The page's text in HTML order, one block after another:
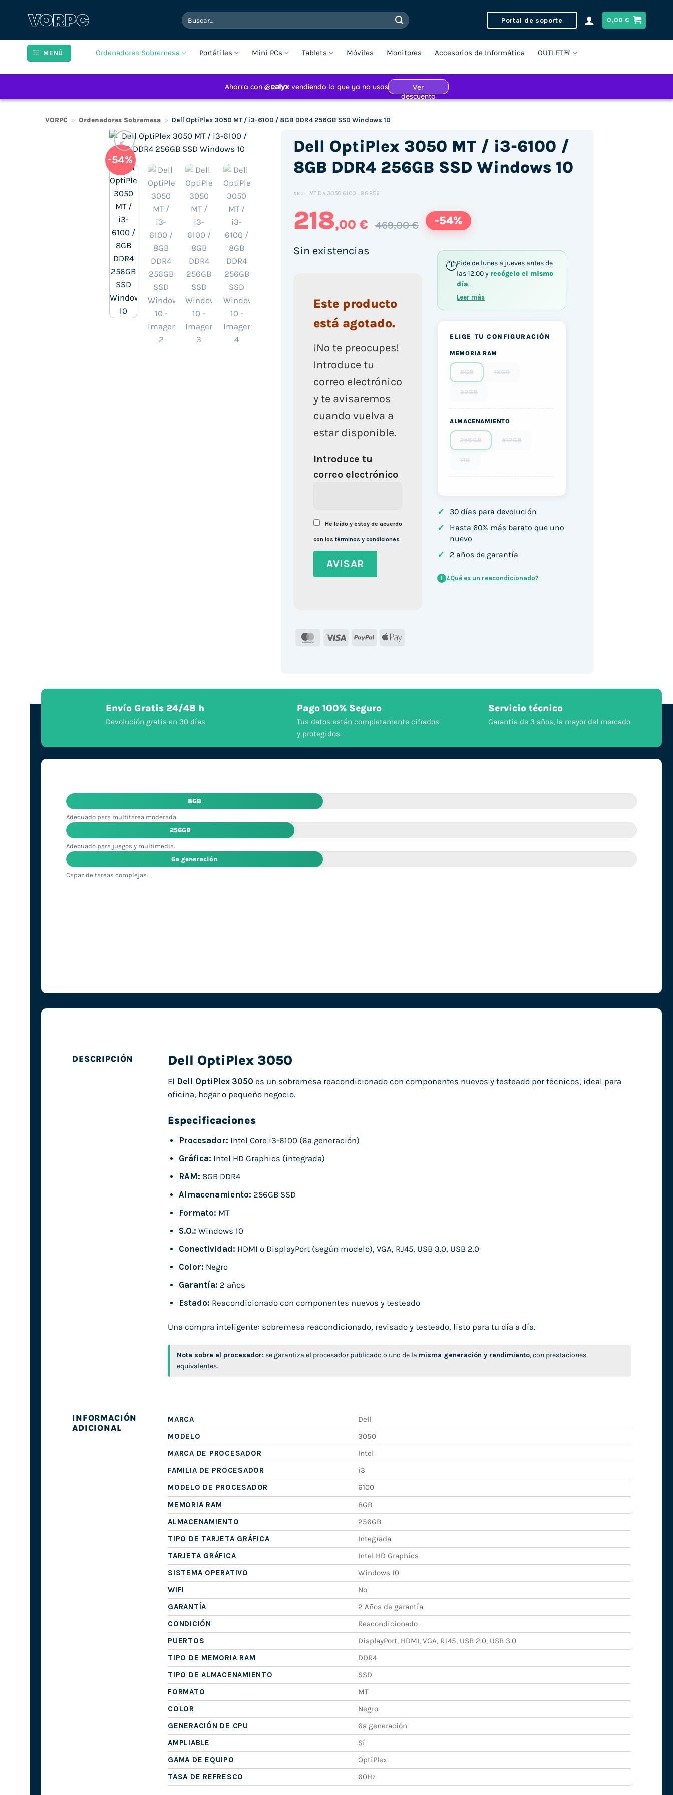
Buscar
por:
Portal de soporte 0,00€
MENÚ Ordenadores Sobremesa Portátiles Mini PCs Tablets Móviles Monitores Accesorios de Informática OUTLET🚨
VORPC » Ordenadores Sobremesa » Dell OptiPlex 3050 MT / i3-6100 / 8GB DDR4 256GB SSD Windows 10
-54%
Dell OptiPlex 3050 MT / i3-6100 /
8GB DDR4 256GB SSD Windows 10
SKU: MT.De.3050.6100_8G256
218,00 € 469,00 € -54%
Sin existencias
Este producto
está agotado.
¡No te preocupes!
Introduce tu
correo electrónico
y te avisaremos
cuando vuelva a
estar disponible.
Introduce tu
correo electrónico
He leído y estoy de acuerdo
con lostérminos y condiciones
MasterCard
Visa PayPal Apple
Pide de lunes a jueves antes de
las 12:00 y recógelo el mismo
día.
Leer más
ELIGE TU CONFIGURACIÓN
MEMORIA RAM
8GB 16GB
32GB
ALMACENAMIENTO
256GB 512GB
1TB
✓ 30 días para devolución
✓
Hasta 60% más barato que uno
nuevo
✓ 2 años de garantía
i ¿Qué es un reacondicionado?
Envío Gratis 24/48 h
Devolución gratis en 30 días
Pago 100% Seguro
Tus datos están completamente cifrados
y protegidos.
Servicio técnico
Garantía de 3 años, la mayor del mercado
8GB
Adecuado para multitarea moderada.
256GB
Adecuado para juegos y multimedia.
6ª generación
Capaz de tareas complejas.
DESCRIPCIÓN Dell OptiPlex 3050
El Dell OptiPlex 3050 es un sobremesa reacondicionado con componentes nuevos y testeado por técnicos, ideal para
oficina, hogar o pequeño negocio.
Especificaciones
Procesador: Intel Core i3-6100 (6ª generación)
Gráfica: Intel HD Graphics (integrada)
RAM: 8GB DDR4
Almacenamiento: 256GB SSD
Formato: MT
S.O.: Windows 10
Conectividad: HDMI o DisplayPort (según modelo), VGA, RJ45, USB 3.0, USB 2.0
Color: Negro
Garantía: 2 años
Estado: Reacondicionado con componentes nuevos y testeado
Una compra inteligente: sobremesa reacondicionado, revisado y testeado, listo para tu día a día.
Nota sobre el procesador: se garantiza el procesador publicado o uno de la misma generación y rendimiento, con prestaciones
equivalentes.
INFORMACIÓN
ADICIONAL
MARCA
Dell
MODELO
3050
MARCA DE PROCESADOR
Intel
FAMILIA DE PROCESADOR
i3
MODELO DE PROCESADOR
6100
MEMORIA RAM
8GB
ALMACENAMIENTO
256GB
TIPO DE TARJETA GRÁFICA
Integrada
TARJETA GRÁFICA
Intel HD Graphics
SISTEMA OPERATIVO
Windows 10
WIFI
No
GARANTÍA
2 Años de garantía
CONDICIÓN
Reacondicionado
PUERTOS
DisplayPort, HDMI, VGA, RJ45, USB 2.0, USB 3.0
TIPO DE MEMORIA RAM
DDR4
TIPO DE ALMACENAMIENTO
SSD
FORMATO
MT
COLOR
Negro
GENERACIÓN DE CPU
6ª generación
AMPLIABLE
Sí
GAMA DE EQUIPO
OptiPlex
TASA DE REFRESCO
60Hz